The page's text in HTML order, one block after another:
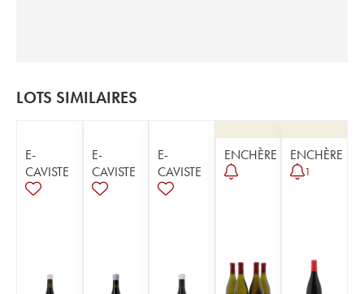
LOTS SIMILAIRES
E-
CAVISTE
E-
CAVISTE
E-
CAVISTE
ENCHÈRE ENCHÈRE
1